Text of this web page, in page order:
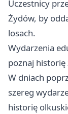
Uczestnicy
Żydów, by
losach.
Wydarzenia
poznaj historię
W dniach
szereg
historię